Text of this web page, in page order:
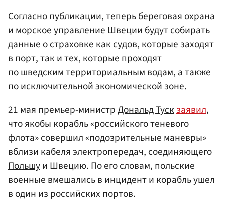
Согласно публикации, теперь береговая охрана
и морское управление Швеции будут собирать
данные о страховке как судов, которые заходят
в порт, так и тех, которые проходят
по шведским территориальным водам, а также
по исключительной экономической зоне.
21 мая премьер-министрДональд Тускзаявил,
что якобы корабль «российского теневого
флота» совершил «подозрительные маневры»
вблизи кабеля электропередач, соединяющего
Польшуи Швецию. По его словам, польские
военные вмешались в инцидент и корабль ушел
в один из российских портов.